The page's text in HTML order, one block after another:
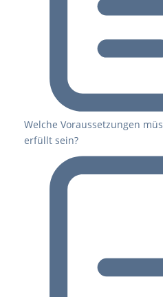
Welche Voraussetzungen
erfüllt sein?